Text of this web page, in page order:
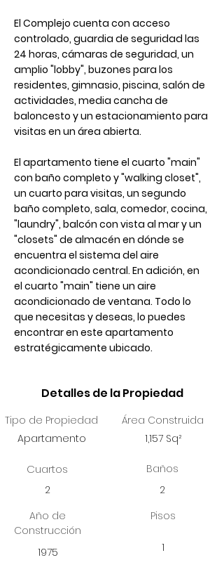
El Complejo cuenta con acceso
controlado, guardia de seguridad las
24 horas, cámaras de seguridad, un
amplio "lobby", buzones para los
residentes, gimnasio, piscina, salón de
actividades, media cancha de
baloncesto y un estacionamiento para
visitas en un área abierta.
El apartamento tiene el cuarto "main"
con baño completo y "walking closet",
un cuarto para visitas, un segundo
baño completo, sala, comedor, cocina,
"laundry", balcón con vista al mar y un
"closets" de almacén en dónde se
encuentra el sistema del aire
acondicionado central. En adición, en
el cuarto "main" tiene un aire
acondicionado de ventana. Todo lo
que necesitas y deseas, lo puedes
encontrar en este apartamento
estratégicamente ubicado.
Detalles de la Propiedad
Tipo de Propiedad
Apartamento
Cuartos
2
Año de
Construcción
1975
Área Construida
1,157 Sq²
Baños
2
Pisos
1